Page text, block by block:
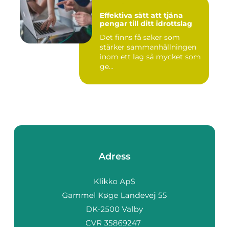
Effektiva sätt att tjäna
pengar till ditt idrottslag
Det finns få saker som
stärker sammanhållningen
inom ett lag så mycket som
ge...
Adress